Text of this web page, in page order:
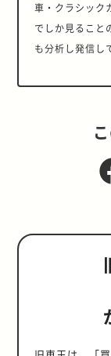
車・クラシック
でしか見ること
も分析し発信し